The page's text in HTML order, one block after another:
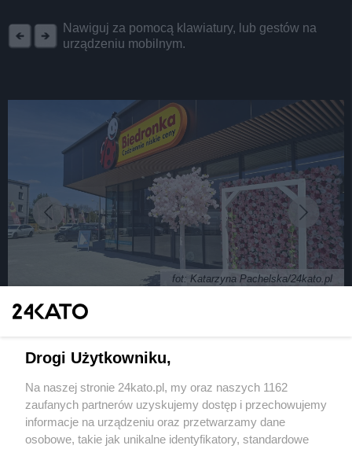
Nawiguj za pomocą klawiatury, lub gestów na
urządzeniu mobilnym.
fot: Katarzyna Pachelska/24kato.pl
niej - mini centrum handlowe, usługowe i
Wydawca mediów lokalnych
Drogi Użytkowniku,
Na naszej stronie 24kato.pl, my oraz naszych 1162
zaufanych partnerów uzyskujemy dostęp i przechowujemy
informacje na urządzeniu oraz przetwarzamy dane
osobowe, takie jak unikalne identyfikatory, standardowe